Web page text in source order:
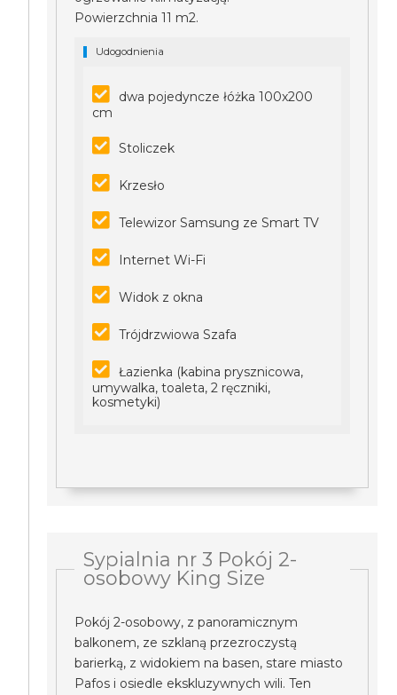
Powierzchnia 11 m2.
Udogodnienia
dwa pojedyncze łóżka 100x200
cm
Stoliczek
Krzesło
Telewizor Samsung ze Smart TV
Internet Wi-Fi
Widok z okna
Trójdrzwiowa Szafa
Łazienka (kabina prysznicowa,
umywalka, toaleta, 2 ręczniki,
kosmetyki)
Sypialnia nr 3 Pokój 2-
osobowy King Size
Pokój 2-osobowy, z panoramicznym
balkonem, ze szklaną przezroczystą
barierką, z widokiem na basen, stare miasto
Pafos i osiedle ekskluzywnych wili. Ten